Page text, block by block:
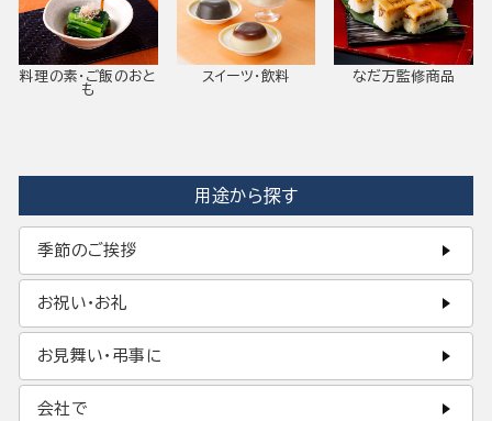
料理の素・ご飯のおと
も
スイーツ・飲料 なだ万監修商品
用途から探す
季節のご挨拶
お祝い・お礼
お見舞い・弔事に
会社で